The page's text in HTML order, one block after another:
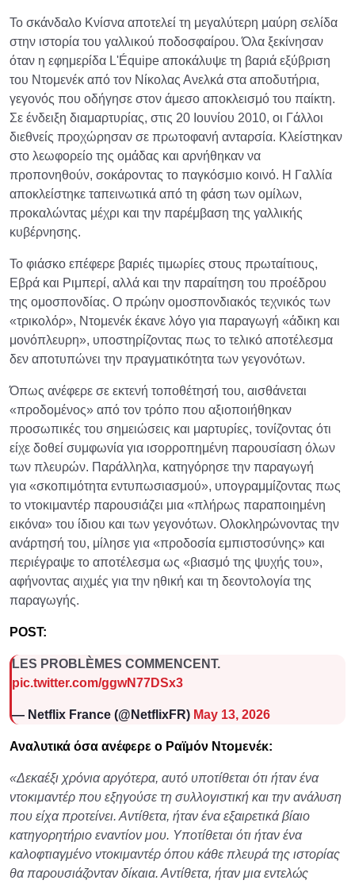
Το σκάνδαλο Κνίσνα αποτελεί τη μεγαλύτερη μαύρη σελίδα
στην ιστορία του γαλλικού ποδοσφαίρου. Όλα ξεκίνησαν
όταν η εφημερίδα L'Équipe αποκάλυψε τη βαριά εξύβριση
του Ντομενέκ από τον Νίκολας Ανελκά στα αποδυτήρια,
γεγονός που οδήγησε στον άμεσο αποκλεισμό του παίκτη.
Σε ένδειξη διαμαρτυρίας, στις 20 Ιουνίου 2010, οι Γάλλοι
διεθνείς προχώρησαν σε πρωτοφανή ανταρσία. Κλείστηκαν
στο λεωφορείο της ομάδας και αρνήθηκαν να
προπονηθούν, σοκάροντας το παγκόσμιο κοινό. Η Γαλλία
αποκλείστηκε ταπεινωτικά από τη φάση των ομίλων,
προκαλώντας μέχρι και την παρέμβαση της γαλλικής
κυβέρνησης.
Το φιάσκο επέφερε βαριές τιμωρίες στους πρωταίτιους,
Εβρά και Ριμπερί, αλλά και την παραίτηση του προέδρου
της ομοσπονδίας. Ο πρώην ομοσπονδιακός τεχνικός των
«τρικολόρ», Ντομενέκ έκανε λόγο για παραγωγή «άδικη και
μονόπλευρη», υποστηρίζοντας πως το τελικό αποτέλεσμα
δεν αποτυπώνει την πραγματικότητα των γεγονότων.
Όπως ανέφερε σε εκτενή τοποθέτησή του, αισθάνεται
«προδομένος» από τον τρόπο που αξιοποιήθηκαν
προσωπικές του σημειώσεις και μαρτυρίες, τονίζοντας ότι
είχε δοθεί συμφωνία για ισορροπημένη παρουσίαση όλων
των πλευρών. Παράλληλα, κατηγόρησε την παραγωγή
για «σκοπιμότητα εντυπωσιασμού», υπογραμμίζοντας πως
το ντοκιμαντέρ παρουσιάζει μια «πλήρως παραποιημένη
εικόνα» του ίδιου και των γεγονότων. Ολοκληρώνοντας την
ανάρτησή του, μίλησε για «προδοσία εμπιστοσύνης» και
περιέγραψε το αποτέλεσμα ως «βιασμό της ψυχής του»,
αφήνοντας αιχμές για την ηθική και τη δεοντολογία της
παραγωγής.
POST:
LES PROBLÈMES COMMENCENT.
pic.twitter.com/ggwN77DSx3
— Netflix France (@NetflixFR) May 13, 2026
Αναλυτικά όσα ανέφερε ο Ραϊμόν Ντομενέκ:
«Δεκαέξι χρόνια αργότερα, αυτό υποτίθεται ότι ήταν ένα
ντοκιμαντέρ που εξηγούσε τη συλλογιστική και την ανάλυση
που είχα προτείνει. Αντίθετα, ήταν ένα εξαιρετικά βίαιο
κατηγορητήριο εναντίον μου. Υποτίθεται ότι ήταν ένα
καλοφτιαγμένο ντοκιμαντέρ όπου κάθε πλευρά της ιστορίας
θα παρουσιάζονταν δίκαια. Αντίθετα, ήταν μια εντελώς